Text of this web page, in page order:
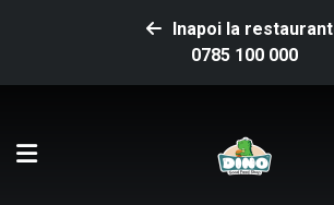
Inapoi la
0785 100 000